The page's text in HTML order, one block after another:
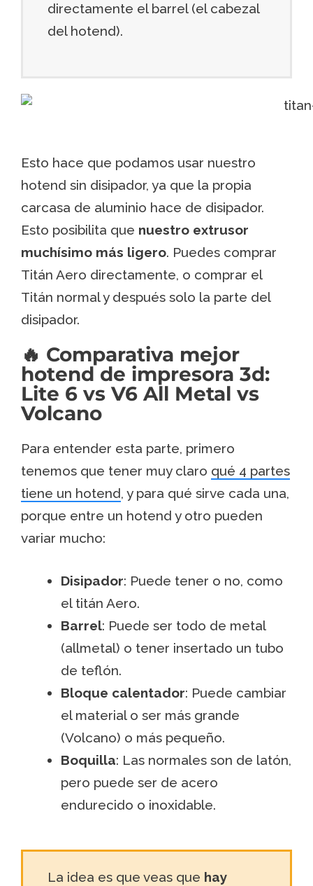
directamente el barrel (el cabezal
del hotend).
Esto hace que podamos usar nuestro
hotend sin disipador, ya que la propia
carcasa de aluminio hace de disipador.
Esto posibilita que nuestro extrusor
muchísimo más ligero. Puedes comprar
Titán Aero directamente, o comprar el
Titán normal y después solo la parte del
disipador.
🔥 Comparativa mejor
hotend de impresora 3d:
Lite 6 vs V6 All Metal vs
Volcano
Para entender esta parte, primero
tenemos que tener muy claro qué 4 partes
tiene un hotend, y para qué sirve cada una,
porque entre un hotend y otro pueden
variar mucho:
Disipador: Puede tener o no, como
el titán Aero.
Barrel: Puede ser todo de metal
(allmetal) o tener insertado un tubo
de teflón.
Bloque calentador: Puede cambiar
el material o ser más grande
(Volcano) o más pequeño.
Boquilla: Las normales son de latón,
pero puede ser de acero
endurecido o inoxidable.
La idea es que veas que hay